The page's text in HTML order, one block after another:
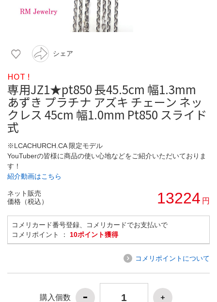
シェア
HOT !
専用JZ1★pt850 長45.5cm 幅1.3mm
あずき プラチナ アズキ チェーン ネッ
クレス 45cm 幅1.0mm Pt850 スライド
式
※LCACHURCH.CA 限定モデル
YouTuberの皆様に商品の使い心地などをご紹介いただいておりま
す！
紹介動画はこちら
ネット販売
価格（税込）
13224 円
コメリカード番号登録、コメリカードでお支払いで
コメリポイント ： 10ポイント獲得
コメリポイントについて
購入個数